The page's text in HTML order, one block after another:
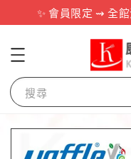
✨ 會員限定 ⇝ 全
搜尋